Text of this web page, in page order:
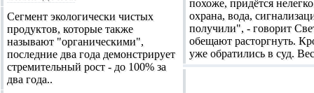
похоже, придётся
охрана, вода,
получили", - говорит
обещают расторгнуть.
уже обратились в суд.
Сегмент экологически чистых
продуктов, которые также
называют "органическими",
последние два года демонстрирует
стремительный рост - до 100% за
два года..